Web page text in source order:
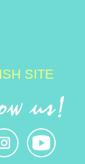
SITE